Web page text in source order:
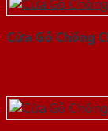
Cửa Gỗ Chống